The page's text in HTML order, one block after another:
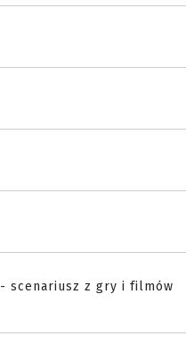
scenariusz z gry i filmów